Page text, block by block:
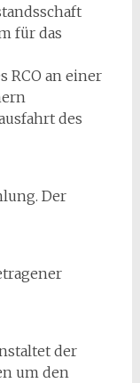
für das
RCO an einer
des
Der
der
um den